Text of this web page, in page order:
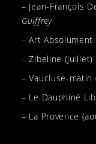
– Jean-François
Guiffrey
– Art Absolument
– Zibeline (juillet)
– Vaucluse-matin
– Le Dauphiné
– La Provence